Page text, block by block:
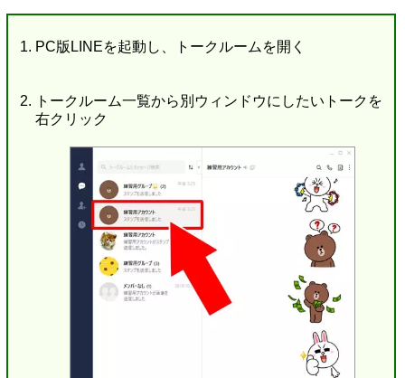
PC版LINEを起動し、トークルームを開く
トークルーム一覧から別ウィンドウにしたいトークを
右クリック